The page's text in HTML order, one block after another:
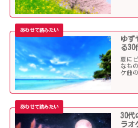
ゆず
る30
夏に
なも
ケ曲
30代
ラオ